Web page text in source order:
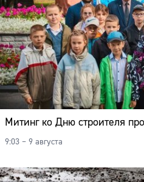
Митинг ко Дню строителя
9:03 – 9 августа